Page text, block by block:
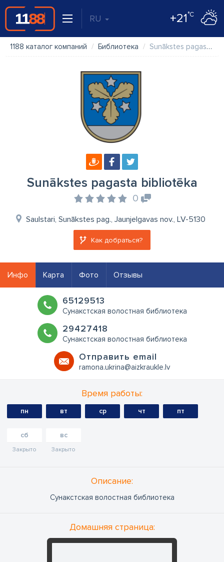
RU +21°C
1188 каталог компаний Библиотека Sunākstes pagasta bibliotēka
Sunākstes pagasta bibliotēka
0
Saulstari, Sunākstes pag., Jaunjelgavas nov., LV-5130
Как добраться?
Инфо Карта Фото Отзывы
65129513
Сунакстская волостная библиотека
29427418
Сунакстская волостная библиотека
Oтправить email
ramona.ukrina@aizkraukle.lv
Время работы:
пн вт ср чт пт
сб
Закрыто
вс
Закрыто
Oписание:
Сунакстская волостная библиотека
Домашняя страница: